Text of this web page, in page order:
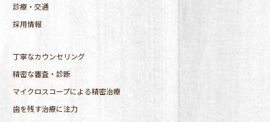
診療・交通
採用情報
丁寧なカウンセリング
精密な審査・診断
マイクロスコープによる精密治療
歯を残す治療に注力